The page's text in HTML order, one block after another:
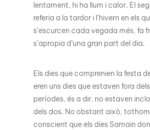
lentament, hi ha llum i calor. El
referia a la tardor i l’hivern en els
s’escurcen cada vegada més, fa
s’apropia d’una gran part del dia.
Els dies que comprenien la festa
eren uns dies que estaven fora
períodes, és a dir, no estaven
dels dos. No obstant això,
conscient que els dies Samain